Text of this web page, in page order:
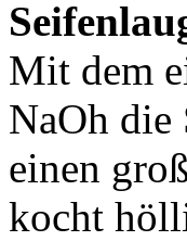
Mit dem
NaOh die
einen
kocht